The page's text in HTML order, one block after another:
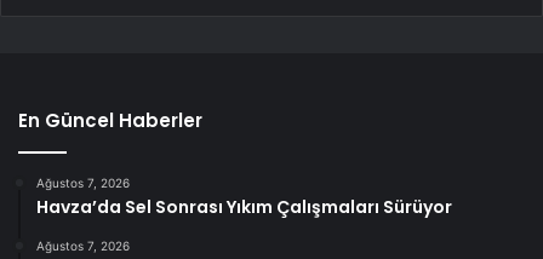
En Güncel Haberler
Ağustos 7, 2026
Havza’da Sel Sonrası Yıkım Çalışmaları Sürüyor
Ağustos 7, 2026